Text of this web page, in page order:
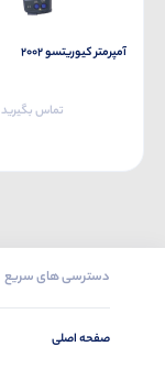
آمپرمتر کیوریتسو 2002
تماس بگیرید
دسترسی های سریع
صفحه اصلی